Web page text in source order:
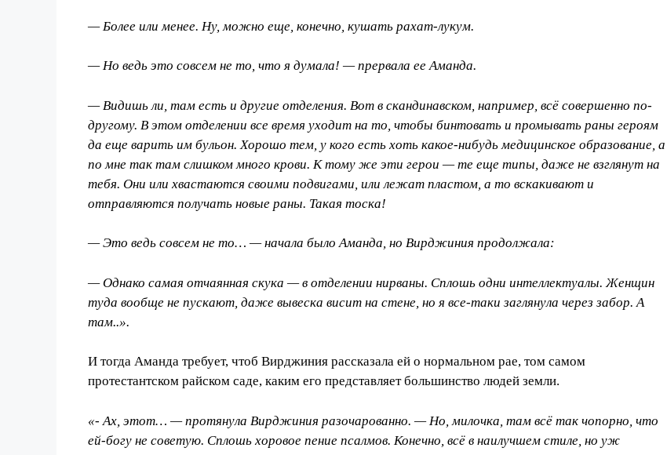
— Более или менее. Ну, можно еще, конечно, кушать рахат-лукум.
— Но ведь это совсем не то, что я думала! — прервала ее Аманда.
— Видишь ли, там есть и другие отделения. Вот в скандинавском, например, всё совершенно по-
другому. В этом отделении все время уходит на то, чтобы бинтовать и промывать раны героям
да еще варить им бульон. Хорошо тем, у кого есть хоть какое-нибудь медицинское образование, а
по мне так там слишком много крови. К тому же эти герои — те еще типы, даже не взглянут на
тебя. Они или хвастаются своими подвигами, или лежат пластом, а то вскакивают и
отправляются получать новые раны. Такая тоска!
— Это ведь совсем не то… — начала было Аманда, но Вирджиния продолжала:
— Однако самая отчаянная скука — в отделении нирваны. Сплошь одни интеллектуалы. Женщин
туда вообще не пускают, даже вывеска висит на стене, но я все-таки заглянула через забор. А
там..».
И тогда Аманда требует, чтоб Вирджиния рассказала ей о нормальном рае, том самом
протестантском райском саде, каким его представляет большинство людей земли.
«- Ах, этот… — протянула Вирджиния разочарованно. — Но, милочка, там всё так чопорно, что
ей-богу не советую. Сплошь хоровое пение псалмов. Конечно, всё в наилучшем стиле, но уж